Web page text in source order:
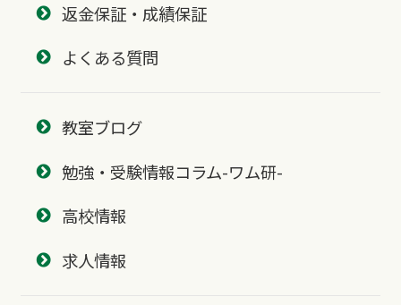
返金保証・成績保証
よくある質問
教室ブログ
勉強・受験情報コラム-ワム研-
高校情報
求人情報